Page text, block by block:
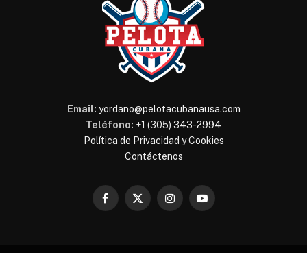
Email: yordano@pelotacubanausa.com
Teléfono: +1 (305) 343-2994
Política de Privacidad y Cookies
Contáctenos
Facebook
X
InstagramYouTube